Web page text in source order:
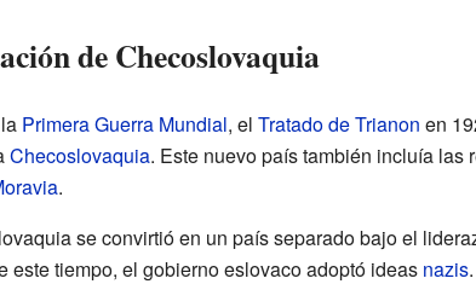
de Checoslovaquia
Primera Guerra Mundial, el Tratado de Trianon en
Checoslovaquia. Este nuevo país también incluía las
.
se convirtió en un país separado bajo el
este tiempo, el gobierno eslovaco adoptó ideas nazis